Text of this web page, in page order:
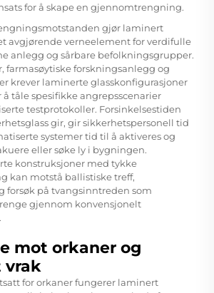
for å skape en gjennomtrengning.
gjør laminert
avgjørende verneelement for verdifulle
anlegg og sårbare befolkningsgrupper.
farmasøytiske forskningsanlegg og
krever laminerte glasskonfigurasjoner
tåle spesifikke angrepsscenarier
testprotokoller. Forsinkelsestiden
gir, gir sikkerhetspersonell tid
systemer tid til å aktiveres og
eller søke ly i bygningen.
konstruksjoner med tykke
kan motstå ballistiske treff,
forsøk på tvangsinntreden som
gjennom konvensjonelt
mot orkaner og
vrak
for orkaner fungerer laminert